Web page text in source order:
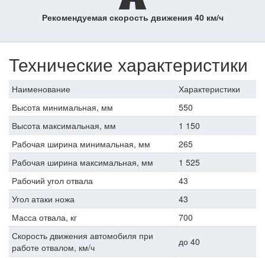
Рекомендуемая скорость движения 40 км/ч
Технические характеристики
Наименование
Характеристики
Высота минимальная, мм
550
Высота максимальная, мм
1 150
Рабочая ширина минимальная, мм
265
Рабочая ширина максимальная, мм
1 525
Рабочий угол отвала
43
Угол атаки ножа
43
Масса отвала, кг
700
Скорость движения автомобиля при
работе отвалом, км/ч
до 40